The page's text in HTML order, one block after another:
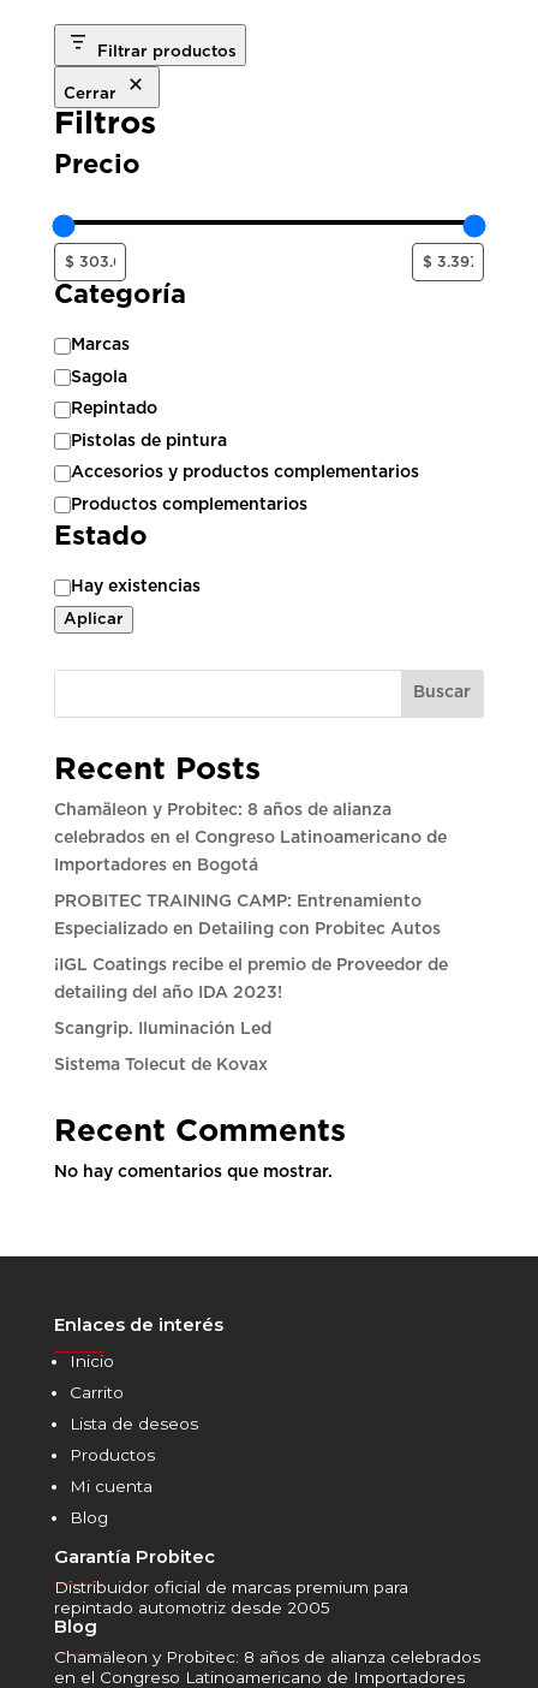
Filtrar productos
Cerrar
Filtros
Precio
Categoría
Categoría
Marcas
Sagola
Repintado
Pistolas de pintura
Accesorios y productos complementarios
Productos complementarios
Estado
Estado
Hay existencias
Aplicar
Buscar
Recent Posts
Chamäleon y Probitec: 8 años de alianza
celebrados en el Congreso Latinoamericano de
Importadores en Bogotá
PROBITEC TRAINING CAMP: Entrenamiento
Especializado en Detailing con Probitec Autos
¡IGL Coatings recibe el premio de Proveedor de
detailing del año IDA 2023!
Scangrip. Iluminación Led
Sistema Tolecut de Kovax
Recent Comments
No hay comentarios que mostrar.
Enlaces de interés
Inicio
Carrito
Lista de deseos
Productos
Mi cuenta
Blog
Garantía Probitec
______
Distribuidor oficial de marcas premium para
repintado automotriz desde 2005
Blog
______
Chamäleon y Probitec: 8 años de alianza celebrados
en el Congreso Latinoamericano de Importadores